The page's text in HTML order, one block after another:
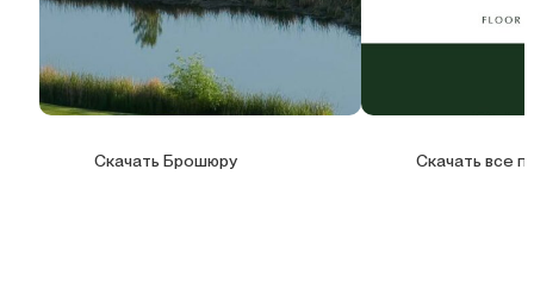
Скачать Брошюру Скачать все